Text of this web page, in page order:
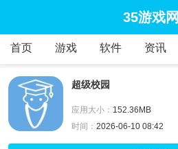
35游戏网
首页 游戏 软件 资讯
超级校园
应用大小： 152.36MB
时间： 2026-06-10 08:42